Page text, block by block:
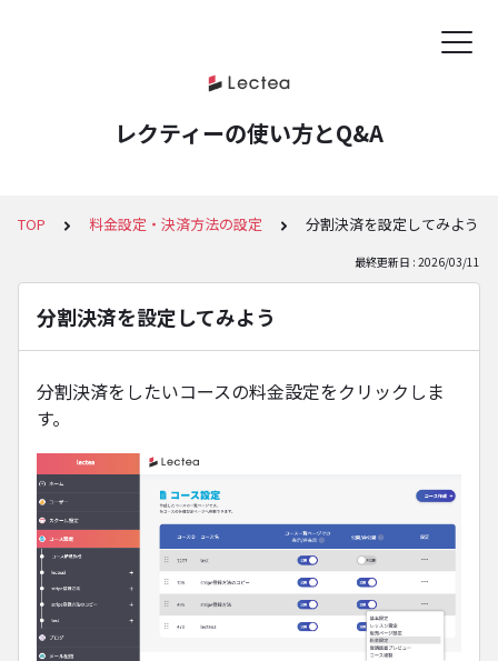
レクティーの使い方とQ&A
TOP 料金設定・決済方法の設定 分割決済を設定してみよう
最終更新日 : 2026/03/11
分割決済を設定してみよう
分割決済をしたいコースの料金設定をクリックしま
す。